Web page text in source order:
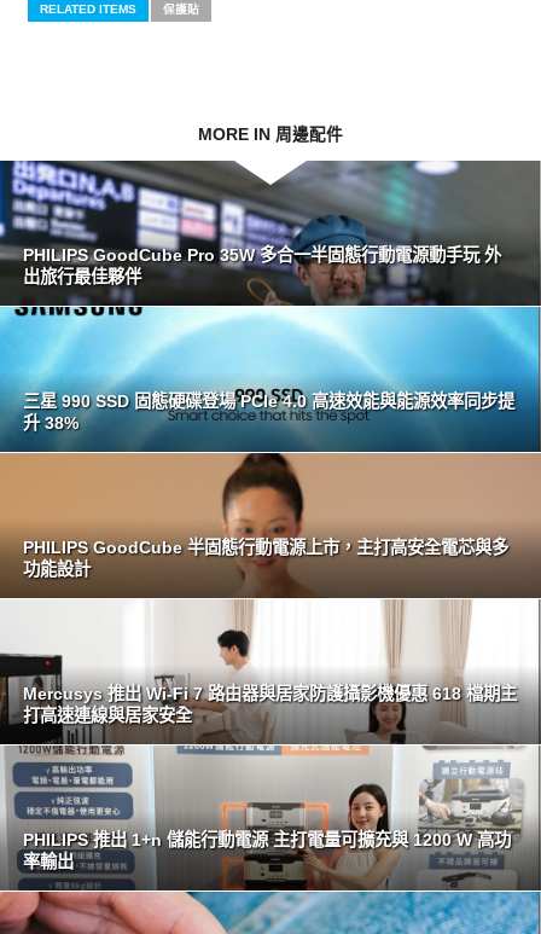
RELATED ITEMS 保護貼
MORE IN 周邊配件
PHILIPS GoodCube Pro 35W 多合一半固態行動電源動手玩 外
出旅行最佳夥伴
三星 990 SSD 固態硬碟登場 PCIe 4.0 高速效能與能源效率同步提
升 38%
PHILIPS GoodCube 半固態行動電源上市，主打高安全電芯與多
功能設計
Mercusys 推出 Wi-Fi 7 路由器與居家防護攝影機優惠 618 檔期主
打高速連線與居家安全
PHILIPS 推出 1+n 儲能行動電源 主打電量可擴充與 1200 W 高功
率輸出